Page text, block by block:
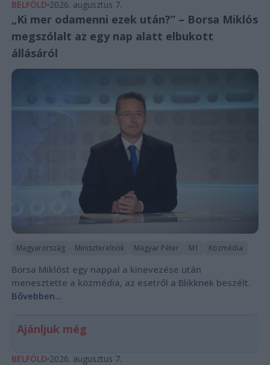
BELFÖLD 2026. augusztus 7.
„Ki mer odamenni ezek után?” – Borsa Miklós
megszólalt az egy nap alatt elbukott
állásáról
Magyarország Miniszterelnök Magyar Péter M1 Közmédia
Borsa Miklóst egy nappal a kinevezése után
menesztette a közmédia, az esetről a Blikknek beszélt.
Bővebben...
Ajánljuk még
BELFÖLD 2026. augusztus 7.